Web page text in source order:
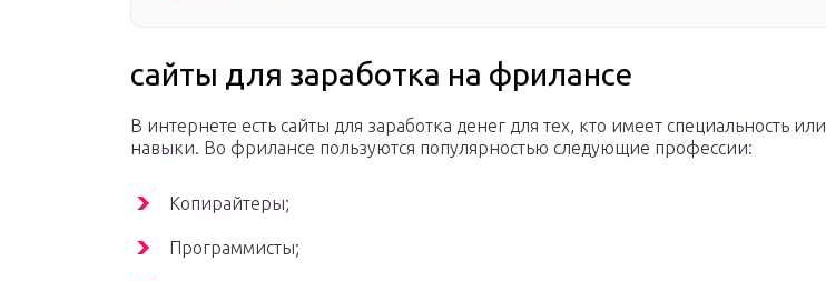
сайты для заработка на фрилансе
В интернете есть сайты для заработка денег для тех, кто имеет специальность или
навыки. Во фрилансе пользуются популярностью следующие профессии:
Копирайтеры;
Программисты;